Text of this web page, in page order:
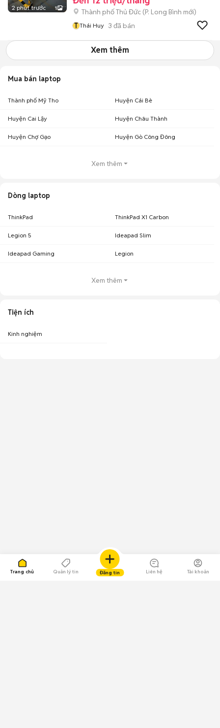
Trang chủ Quản lý tin Đăng tin Liên hệ Tài khoản
2 phút trước 1 Thành phố Thủ Đức (P. Long Bình mới)
T Thái Huy 3 đã bán
Xem thêm
Mua bán laptop
Thành phố Mỹ Tho Huyện Cái Bè
Huyện Cai Lậy Huyện Châu Thành
Huyện Chợ Gạo Huyện Gò Công Đông
Xem thêm
Dòng laptop
ThinkPad ThinkPad X1 Carbon
Legion 5 Ideapad Slim
Ideapad Gaming Legion
Xem thêm
Tiện ích
Kinh nghiệm